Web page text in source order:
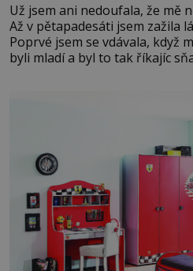
Už jsem ani nedoufala, že mě
Až v pětapadesáti jsem zažila
Poprvé jsem se vdávala, když
byli mladí a byl to tak říkajíc